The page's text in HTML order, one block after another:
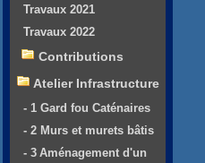
Travaux 2021
Travaux 2022
Contributions
Atelier Infrastructure
- 1 Gard fou Caténaires
- 2 Murs et murets bâtis
- 3 Aménagement d'un